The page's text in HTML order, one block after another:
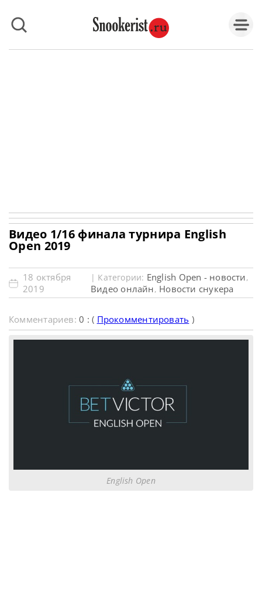
Видео 1/16 финала турнира English
Open 2019
18 октября
2019
| Категории: English Open - новости,
Видео онлайн, Новости снукера
Комментариев:0 : ( Прокомментировать )
English Open